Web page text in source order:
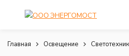
Главная Освещение